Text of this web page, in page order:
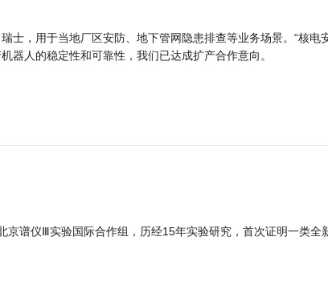
士，用于当地厂区安防、地下管网隐患排查等业务场景。“核电
器人的稳定性和可靠性，我们已达成扩产合作意向。
谱仪Ⅲ实验国际合作组，历经15年实验研究，首次证明一类全